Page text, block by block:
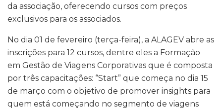
da associação, oferecendo cursos com preços
exclusivos para os associados.
No dia 01 de fevereiro (terça-feira), a ALAGEV abre as
inscrições para 12 cursos, dentre eles a Formação
em Gestão de Viagens Corporativas que é composta
por três capacitações: “Start” que começa no dia 15
de março com o objetivo de promover insights para
quem está começando no segmento de viagens